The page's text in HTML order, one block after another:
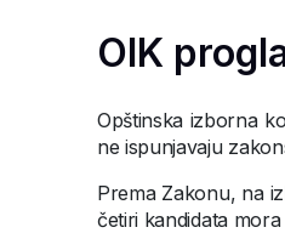
OIK
Opštinska izborna
ne ispunjavaju
Prema Zakonu, na
četiri kandidata